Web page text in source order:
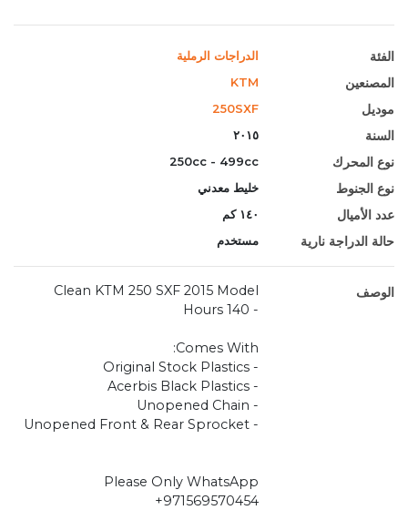
الفئة الدراجات الرملية
المصنعين KTM
موديل 250SXF
السنة ٢٠١٥
نوع المحرك 250cc - 499cc
نوع الجنوط خليط معدني
عدد الأميال ١٤٠ كم
حالة الدراجة نارية مستخدم
الوصف
Clean KTM 250 SXF 2015 Model
- 140 Hours
Comes With:
- Original Stock Plastics
- Acerbis Black Plastics
- Unopened Chain
- Unopened Front & Rear Sprocket
Please Only WhatsApp
+971569570454